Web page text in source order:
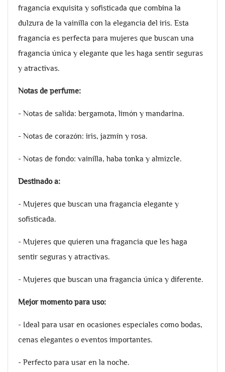
fragancia exquisita y sofisticada que combina la
dulzura de la vainilla con la elegancia del iris. Esta
fragancia es perfecta para mujeres que buscan una
fragancia única y elegante que les haga sentir seguras
y atractivas.
Notas de perfume:
- Notas de salida: bergamota, limón y mandarina.
- Notas de corazón: iris, jazmín y rosa.
- Notas de fondo: vainilla, haba tonka y almizcle.
Destinado a:
- Mujeres que buscan una fragancia elegante y
sofisticada.
- Mujeres que quieren una fragancia que les haga
sentir seguras y atractivas.
- Mujeres que buscan una fragancia única y diferente.
Mejor momento para uso:
- Ideal para usar en ocasiones especiales como bodas,
cenas elegantes o eventos importantes.
- Perfecto para usar en la noche.